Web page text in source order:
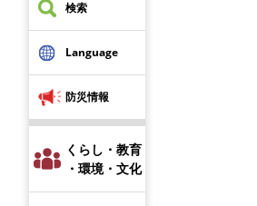
検索
Language
防災情報
くらし・教育
・環境・文化